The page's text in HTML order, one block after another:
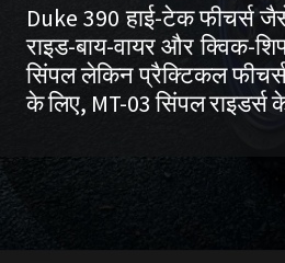
Duke 390 हाई-टेक फीचर्स
राइड-बाय-वायर और क्विक-
सिंपल लेकिन प्रैक्टिकल
के लिए, MT-03 सिंपल राइडर्स